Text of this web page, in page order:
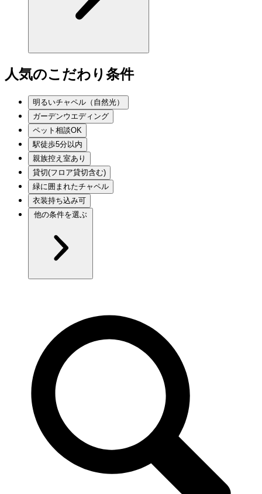
人気のこだわり条件
明るいチャペル（自然光）
ガーデンウエディング
ペット相談OK
駅徒歩5分以内
親族控え室あり
貸切(フロア貸切含む)
緑に囲まれたチャペル
衣装持ち込み可